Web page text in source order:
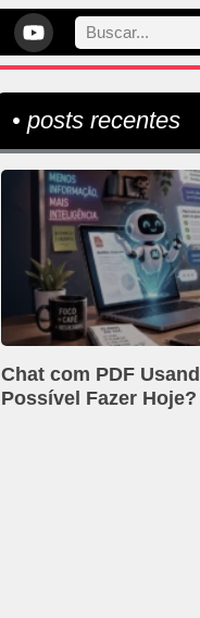
• posts recentes
Chat com PDF
Possível Fazer Hoje?